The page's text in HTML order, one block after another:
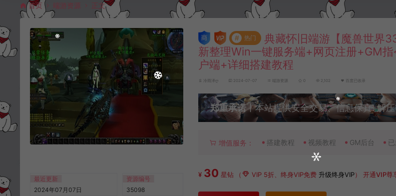
首页 端游资源 正文
最近更新
2024年07月07日
资源编号
35098
# 热门
典藏怀旧端游【魔兽世界
新整理Win一键服务端+网页注册+GM
户端+详细搭建教程
冷雨泽ღ 2024-07-07 端游资源 0 2,102 百度已收录
郑重承诺丨本站提供安全交易、信息保真! 解
增值服务： 搭建教程 视频教程 GM后台
¥ 30 星钻 （ VIP 5折、终身VIP免费 升级终身VIP）开通VIP尊